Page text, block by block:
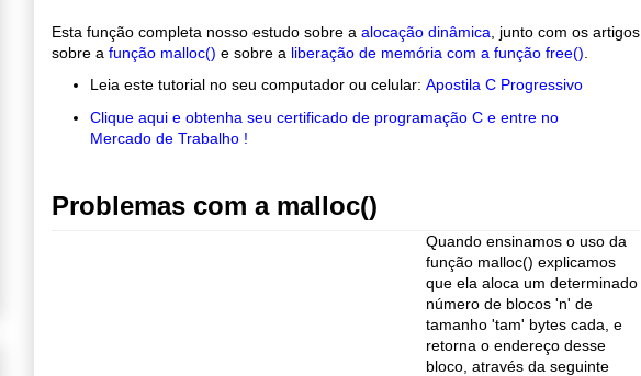
Esta função completa nosso estudo sobre a alocação dinâmica , junto com os artigos
sobre a função malloc() e sobre a liberação de memória com a função free()
Leia este tutorial no seu computador ou celular: Apostila C Progressivo
Clique aqui e obtenha seu certificado de programação C e entre no
Mercado de Trabalho !
Problemas com a malloc()
Quando ensinamos o uso da
função malloc() explicamos
que ela aloca um determinado
número de blocos 'n' de
tamanho 'tam' bytes cada, e
retorna o endereço desse
bloco, através da seguinte